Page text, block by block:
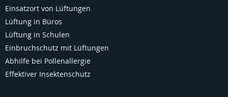
Einsatzort von Lüftungen
Lüftung in Büros
Lüftung in Schulen
Einbruchschutz mit Lüftungen
Abhilfe bei Pollenallergie
Effektiver Insektenschutz